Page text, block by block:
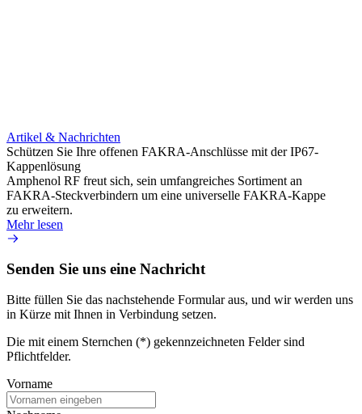
Artikel & Nachrichten
Schützen Sie Ihre offenen FAKRA-Anschlüsse mit der IP67-
Kappenlösung
Amphenol RF freut sich, sein umfangreiches Sortiment an
FAKRA-Steckverbindern um eine universelle FAKRA-Kappe
zu erweitern.
Mehr lesen
Senden Sie uns eine Nachricht
Bitte füllen Sie das nachstehende Formular aus, und wir werden uns
in Kürze mit Ihnen in Verbindung setzen.
Die mit einem Sternchen (*) gekennzeichneten Felder sind
Pflichtfelder.
Vorname